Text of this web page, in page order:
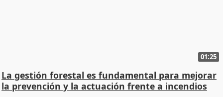
01:25
La gestión forestal es fundamental para mejorar
la prevención y la actuación frente a incendios